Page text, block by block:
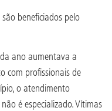
beneficiados pelo
ano aumentava a
com profissionais de
o atendimento
é especializado. Vítimas